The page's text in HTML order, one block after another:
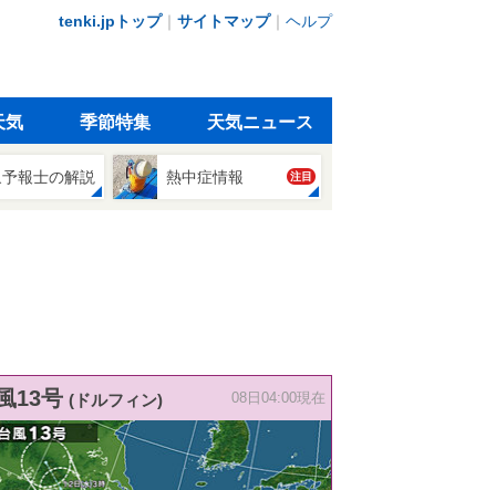
tenki.jpトップ｜ サイトマップ｜ ヘルプ
気 季節特集 天気ニュース
報士の解説 熱中症情報 注目
13号 (ドルフィン) 08日04:00現在